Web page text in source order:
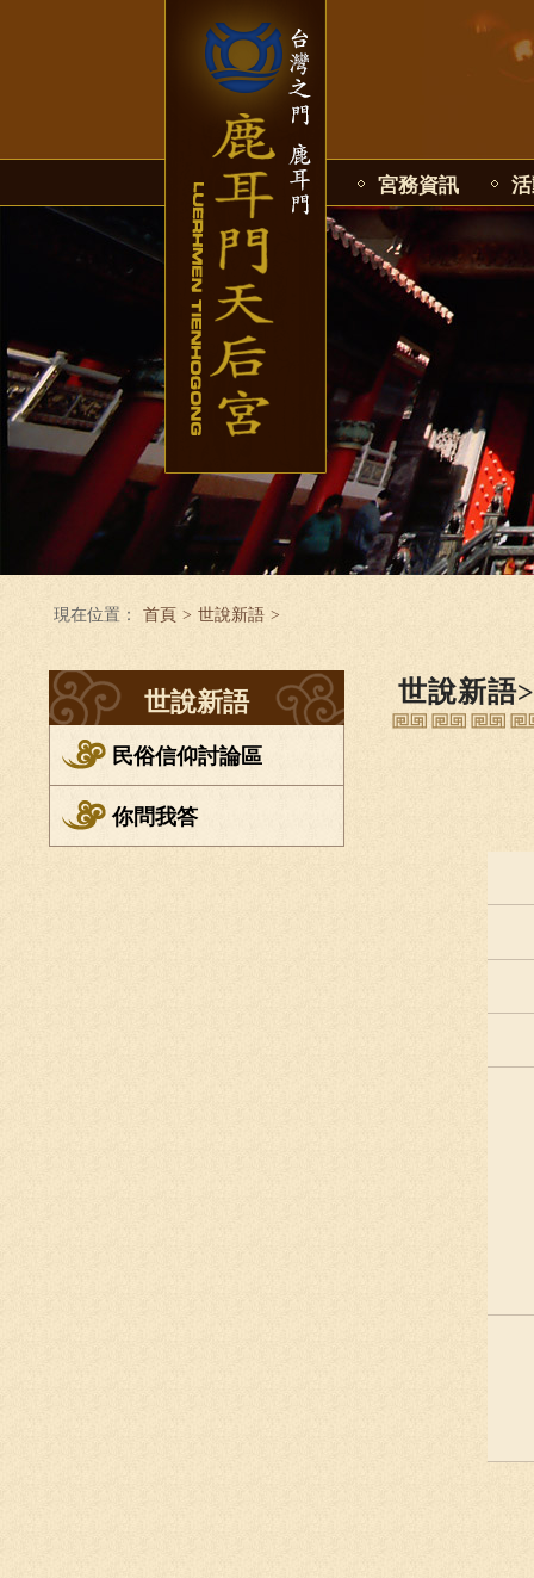
宮務資訊
現在位置： 首頁 > 世說新語 >
世說新語
民俗信仰討論區
你問我答
世說新語>